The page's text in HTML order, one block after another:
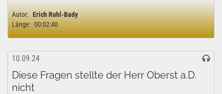
möglich? Am Ende auch...
Autor: Erich Ruhl-Bady
Länge: 00:02:40
10.09.24
Diese Fragen stellte der Herr Oberst a.D.
nicht